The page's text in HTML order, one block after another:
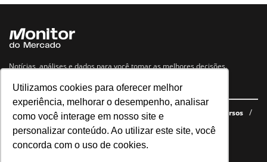
Utilizamos cookies para oferecer melhor
experiência, melhorar o desempenho, analisar
como você interage em nosso site e
personalizar conteúdo. Ao utilizar este site, você
concorda com o uso de cookies.
Notícias, análises e dados para você tomar as melhores decisões.
Navegue no site
Últimas notícias Quem somos E-books gratuitos
Cursos
Política de privacidade